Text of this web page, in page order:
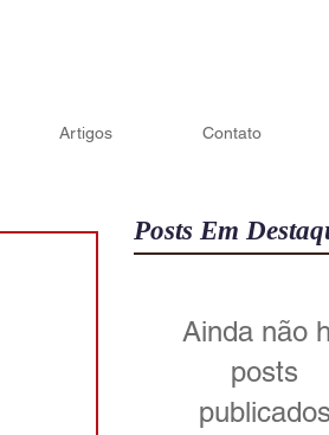
Artigos Contato
Posts Em
Ainda não
posts
publicados